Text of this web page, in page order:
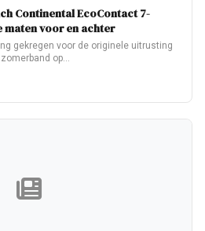
Continental EcoContact 7-
voor en achter
gekregen voor de originele uitrusting
op…